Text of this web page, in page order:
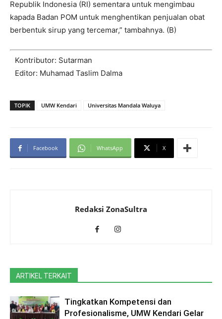
Republik Indonesia (RI) sementara untuk mengimbau
kapada Badan POM untuk menghentikan penjualan obat
berbentuk sirup yang tercemar,” tambahnya. (B)
Kontributor: Sutarman
Editor: Muhamad Taslim Dalma
TOPIK UMW Kendari Universitas Mandala Waluya
Facebook WhatsApp X
Redaksi ZonaSultra
ARTIKEL TERKAIT
Tingkatkan Kompetensi dan
Profesionalisme, UMW Kendari Gelar